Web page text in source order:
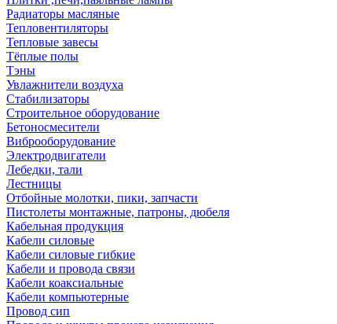
Радиаторы масляные
Тепловентиляторы
Тепловые завесы
Тёплые полы
Тэны
Увлажнители воздуха
Стабилизаторы
Строительное оборудование
Бетоносмесители
Виброоборудование
Электродвигатели
Лебедки, тали
Лестницы
Отбойные молотки, пики, запчасти
Пистолеты монтажные, патроны, дюбеля
Кабельная продукция
Кабели силовые
Кабели силовые гибкие
Кабели и провода связи
Кабели коаксиальные
Кабели компьютерные
Провод сип